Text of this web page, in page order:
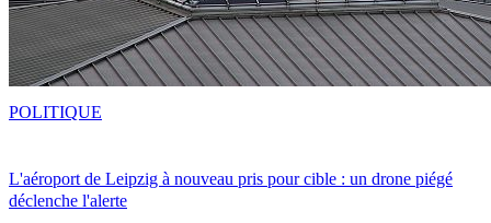
L'aéroport de Leipzig à nouveau pris pour cible : un drone piégé
déclenche l'alerte
POLITIQUE